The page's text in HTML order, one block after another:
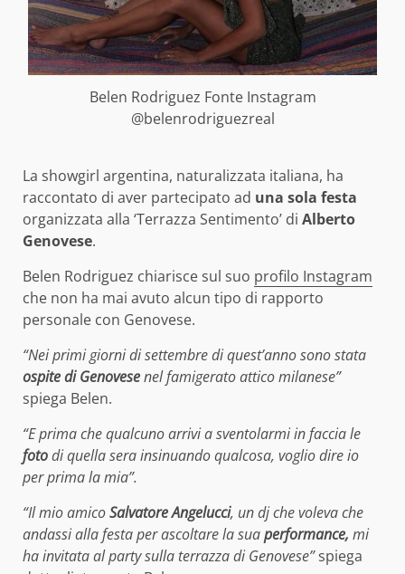
Belen Rodriguez Fonte Instagram
@belenrodriguezreal
La showgirl argentina, naturalizzata italiana, ha
raccontato di aver partecipato ad una sola festa
organizzata alla ‘Terrazza Sentimento’ di Alberto
Genovese.
Belen Rodriguez chiarisce sul suo profilo Instagram
che non ha mai avuto alcun tipo di rapporto
personale con Genovese.
“Nei primi giorni di settembre di quest’anno sono stata
ospite di Genovesenel famigerato attico milanese”
spiega Belen.
“E prima che qualcuno arrivi a sventolarmi in faccia le
fotodi quella sera insinuando qualcosa, voglio dire io
per prima la mia”.
“Il mio amicoSalvatore Angelucci, un dj che voleva che
andassi alla festa per ascoltare la suaperformance, mi
ha invitata al party sulla terrazza di Genovese”spiega